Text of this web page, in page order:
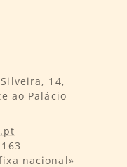
14,
ao Palácio
nacional»